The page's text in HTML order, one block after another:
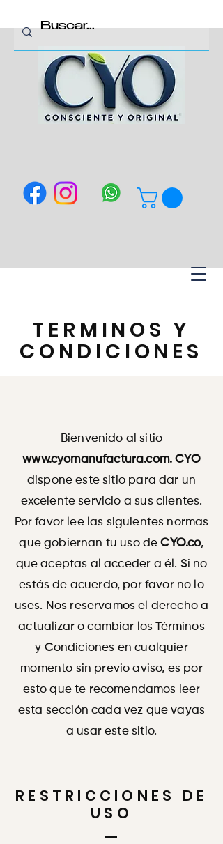
TERMINOS Y
CONDICIONES
Bienvenido al sitio
www.cyomanufactura.com. CYO
dispone este sitio para dar un
excelente servicio a sus clientes.
Por favor lee las siguientes normas
que gobiernan tu uso deCYO.co,
que aceptas al acceder a él. Si no
estás de acuerdo, por favor no lo
uses. Nos reservamos el derecho a
actualizar o cambiar los Términos
y Condiciones en cualquier
momento sin previo aviso, es por
esto que te recomendamos leer
esta sección cada vez que vayas
a usar este sitio.
RESTRICCIONES DE
USO